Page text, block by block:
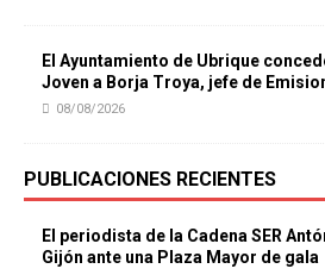
El Ayuntamiento de Ubrique
Joven a Borja Troya, jefe de
08/08/2026
PUBLICACIONES RECIENTES
El periodista de la Cadena SER
Gijón ante una Plaza Mayor de gala